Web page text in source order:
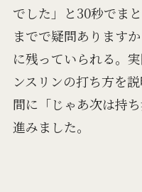
でした」と30秒でま
までで疑問あります
に残っていられる。
ンスリンの打ち方を
間に「じゃあ次は持
進みました。